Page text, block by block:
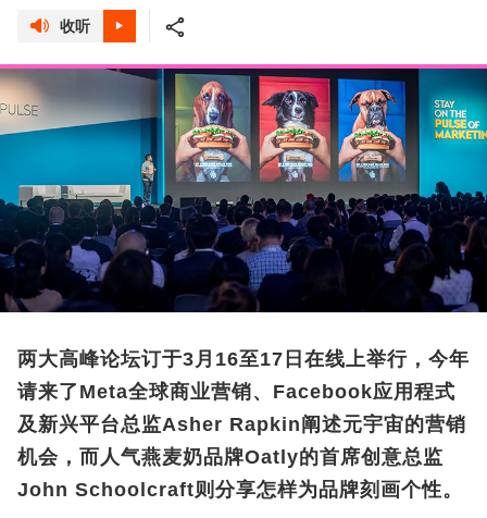
收听
两大高峰论坛订于3月16至17日在线上举行，今年
请来了Meta全球商业营销、Facebook应用程式
及新兴平台总监Asher Rapkin阐述元宇宙的营销
机会，而人气燕麦奶品牌Oatly的首席创意总监
John Schoolcraft则分享怎样为品牌刻画个性。